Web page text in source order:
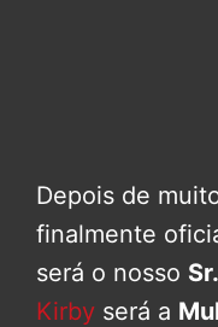
Depois de
finalmente
será o nosso
Kirby será a